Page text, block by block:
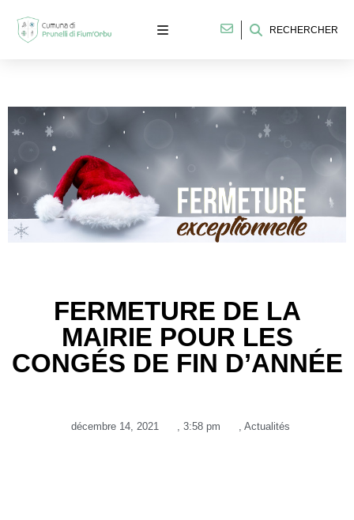
RECHERCHER
FERMETURE DE LA
MAIRIE POUR LES
CONGÉS DE FIN D’ANNÉE
décembre 14, 2021 3:58 pm Actualités